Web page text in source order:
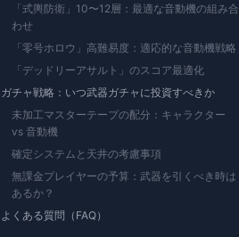
「式輿防衛」10〜12層：最適な音動機の組み合
わせ
「零号ホロウ」高難易度：適応的な音動機戦略
「デッドリーアサルト」のスコア最適化
ガチャ戦略：いつ武器ガチャに投資すべきか
未加工マスターテープの配分：キャラクター
vs 音動機
確定システムと天井の考慮事項
無課金プレイヤーの予算：武器を引くべき時は
あるか？
よくある質問（FAQ）